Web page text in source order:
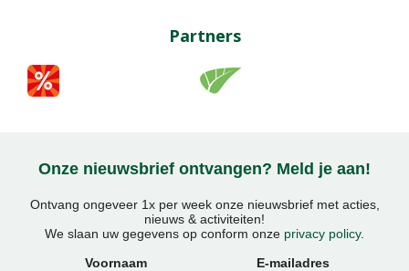
Partners
Onze nieuwsbrief ontvangen? Meld je aan!
Ontvang ongeveer 1x per week onze nieuwsbrief met acties,
nieuws & activiteiten!
We slaan uw gegevens op conform onze privacy policy.
Voornaam
E-mailadres